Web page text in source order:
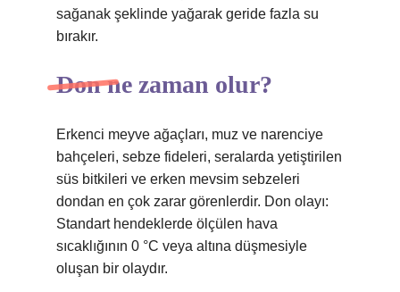
sağanak şeklinde yağarak geride fazla su
bırakır.
Don ne zaman olur?
Erkenci meyve ağaçları, muz ve narenciye
bahçeleri, sebze fideleri, seralarda yetiştirilen
süs bitkileri ve erken mevsim sebzeleri
dondan en çok zarar görenlerdir. Don olayı:
Standart hendeklerde ölçülen hava
sıcaklığının 0 °C veya altına düşmesiyle
oluşan bir olaydır.